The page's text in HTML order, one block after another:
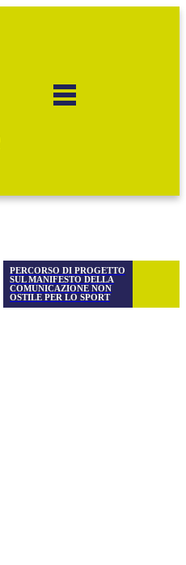
PERCORSO DI PROGETTO
SUL MANIFESTO DELLA
COMUNICAZIONE NON
OSTILE PER LO SPORT